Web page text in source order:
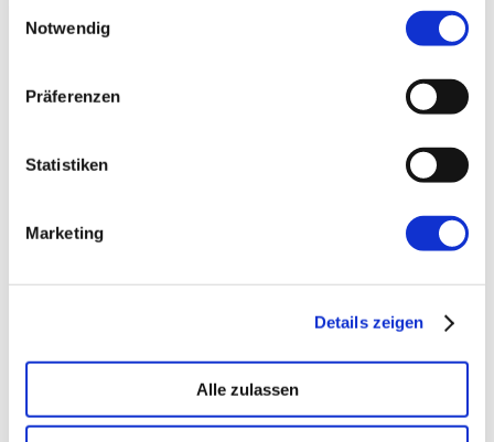
Notwendig
Präferenzen
Statistiken
Marketing
Details zeigen
Alle zulassen
mAIstack
Amicable
Enterprise VoiceAI→ VOICE
Realtime S2S, keine SaaS-Pipeline. Integriert in alle